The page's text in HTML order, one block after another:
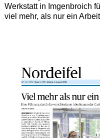
Werkstatt in Imgenbroich
viel mehr, als nur ein